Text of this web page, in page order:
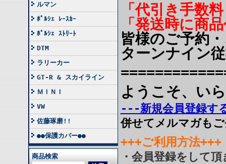
ルマン
ﾎﾟﾙｼｪ ﾚｰｽｶｰ
ﾎﾟﾙｼｪ ｽﾄﾘｰﾄ
DTM
ラリーカー
GT-R & スカイライン
ＭＩＮＩ
VW
佐藤琢磨!!
●●保護カバー●●
商品検索
「代引き手数
「発送時に商
皆様のご予約
ターンナイン
ようこそ、い
---新規会員登録
併せてメルマガも
+++ご利用方法+++
・会員登録をして